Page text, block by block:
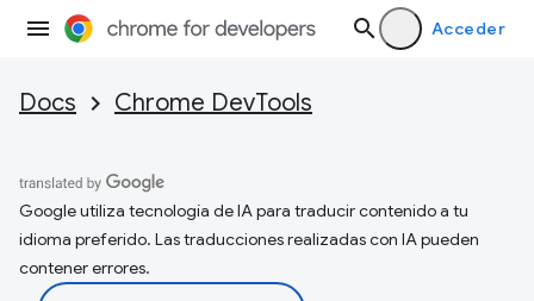
Acceder
Docs Chrome DevTools
Google utiliza tecnología de IA para traducir contenido a tu
idioma preferido. Las traducciones realizadas con IA pueden
contener errores.